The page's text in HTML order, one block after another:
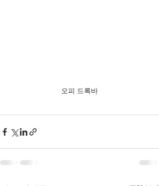
오피 드록바